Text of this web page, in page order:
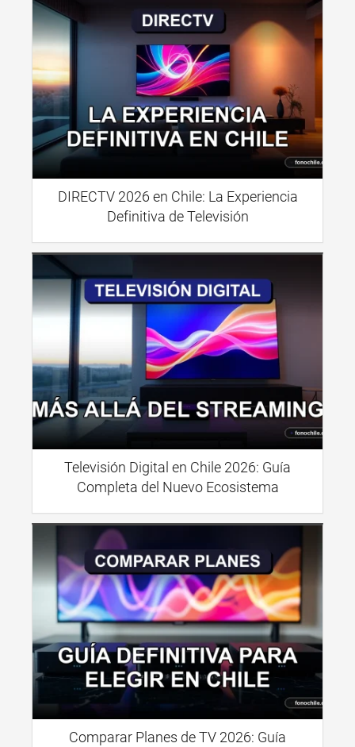
DIRECTV 2026 en Chile: La Experiencia
Definitiva de Televisión
Televisión Digital en Chile 2026: Guía
Completa del Nuevo Ecosistema
Comparar Planes de TV 2026: Guía